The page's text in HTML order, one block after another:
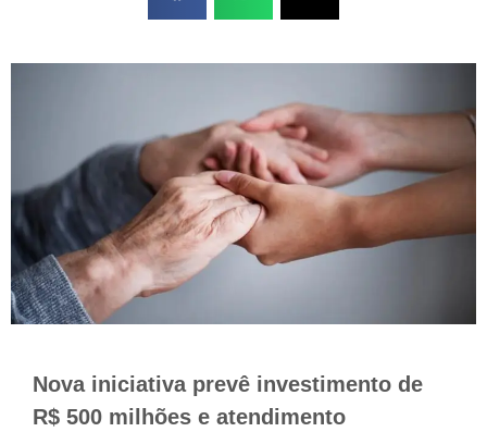
Nova iniciativa prevê investimento de
R$ 500 milhões e atendimento